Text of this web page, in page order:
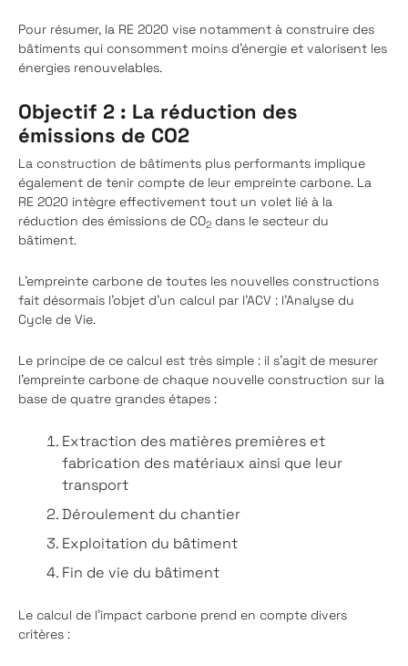
Pour résumer, la RE 2020 vise notamment à construire des
bâtiments qui consomment moins d’énergie et valorisent les
énergies renouvelables.
Objectif 2 : La réduction des
émissions de CO2
La construction de bâtiments plus performants implique
également de tenir compte de leur empreinte carbone. La
RE 2020 intègre effectivement tout un volet lié à la
réduction des émissions de CO2 dans le secteur du
bâtiment.
L’empreinte carbone de toutes les nouvelles constructions
fait désormais l’objet d’un calcul par l’ACV : l’Analyse du
Cycle de Vie.
Le principe de ce calcul est très simple : il s’agit de mesurer
l’empreinte carbone de chaque nouvelle construction sur la
base de quatre grandes étapes :
Extraction des matières premières et
fabrication des matériaux ainsi que leur
transport
Déroulement du chantier
Exploitation du bâtiment
Fin de vie du bâtiment
Le calcul de l’impact carbone prend en compte divers
critères :